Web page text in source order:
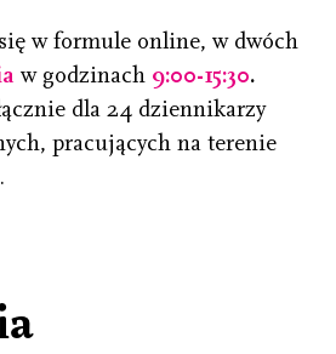
w formule online, w dwóch
w godzinach 9:00-15:30.
dla 24 dziennikarzy
pracujących na terenie